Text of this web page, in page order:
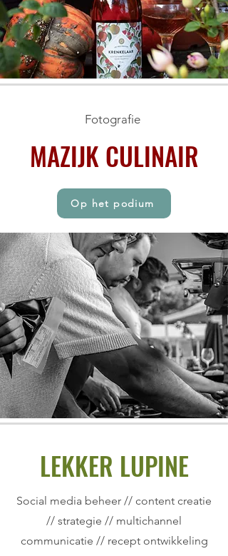
Fotografie
MAZIJK CULINAIR
Op het podium
LEKKER LUPINE
Social media beheer // content creatie
// strategie // multichannel
communicatie // recept ontwikkeling